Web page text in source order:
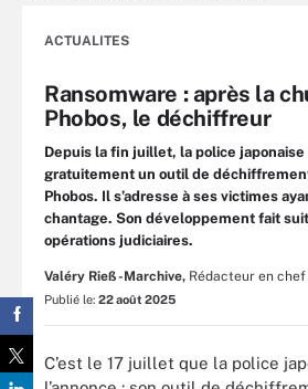
ACTUALITES
Ransomware : après la
Phobos, le déchiffreur
Depuis la fin juillet, la police japonaise
gratuitement un outil de
Phobos. Il s’adresse à ses victimes
chantage. Son développement fait
opérations judiciaires.
Valéry Rieß-Marchive, Rédacteur en chef
Publié le: 22 août 2025
C’est le 17 juillet que la police